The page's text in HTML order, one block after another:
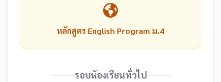
หลักสูตร English Program ม.4
รอบห้องเรียนทั่วไป